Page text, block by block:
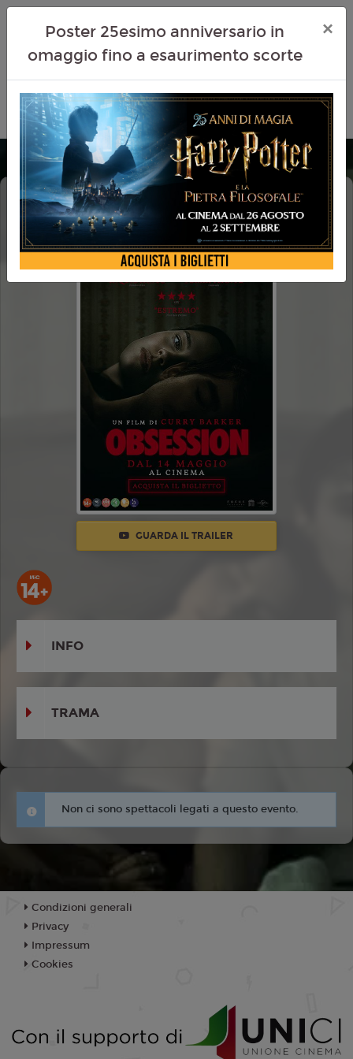
OBSESSION
GUARDA IL TRAILER
INFO
TRAMA
Non ci sono spettacoli legati a questo evento.
Poster 25esimo anniversario in
omaggio fino a esaurimento scorte
×
Condizioni generali
Privacy
Impressum
Cookies